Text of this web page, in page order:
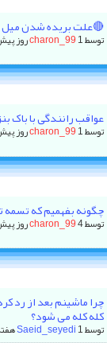
🔴علت بریده شدن
توسط charon_991 روز پیش
عواقب رانندگی با باک
توسط charon_991 روز پیش
چگونه بفهمیم که تسمه
توسط charon_994 روز پیش
چرا ماشینم بعد از رد
کله کله می شود؟
توسط Saeid_seyedi1 هفته پیش